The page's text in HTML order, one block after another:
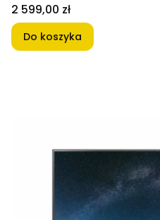
Cena
2 599,00 zł
Do koszyka